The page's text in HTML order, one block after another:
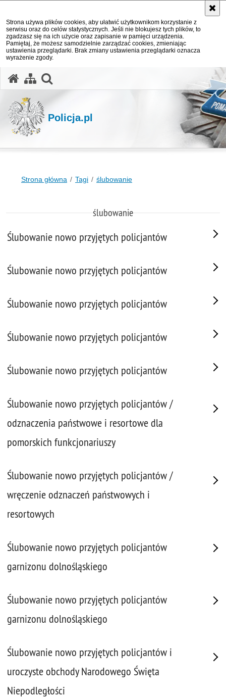
Strona używa plików cookies, aby ułatwić użytkownikom korzystanie z
serwisu oraz do celów statystycznych. Jeśli nie blokujesz tych plików, to
zgadzasz się na ich użycie oraz zapisanie w pamięci urządzenia.
Pamiętaj, że możesz samodzielnie zarządzać cookies, zmieniając
ustawienia przeglądarki. Brak zmiany ustawienia przeglądarki oznacza
wyrażenie zgody.
Policja.pl
Strona główna Tagi ślubowanie
ślubowanie
Ślubowanie nowo przyjętych policjantów
Ślubowanie nowo przyjętych policjantów
Ślubowanie nowo przyjętych policjantów
Ślubowanie nowo przyjętych policjantów
Ślubowanie nowo przyjętych policjantów
Ślubowanie nowo przyjętych policjantów /
odznaczenia państwowe i resortowe dla
pomorskich funkcjonariuszy
Ślubowanie nowo przyjętych policjantów /
wręczenie odznaczeń państwowych i
resortowych
Ślubowanie nowo przyjętych policjantów
garnizonu dolnośląskiego
Ślubowanie nowo przyjętych policjantów
garnizonu dolnośląskiego
Ślubowanie nowo przyjętych policjantów i
uroczyste obchody Narodowego Święta
Niepodległości